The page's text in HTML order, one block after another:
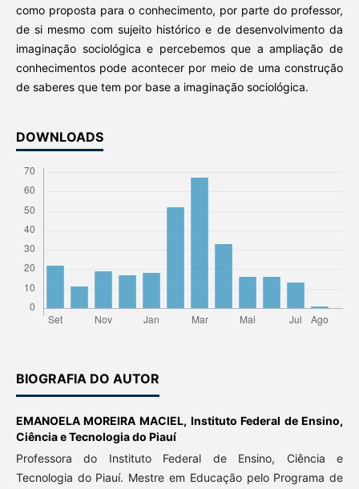
como proposta para o conhecimento, por parte do professor,
de si mesmo com sujeito histórico e de desenvolvimento da
imaginação sociológica e percebemos que a ampliação de
conhecimentos pode acontecer por meio de uma construção
de saberes que tem por base a imaginação sociológica.
DOWNLOADS
BIOGRAFIA DO AUTOR
EMANOELA MOREIRA MACIEL, Instituto Federal de Ensino,
Ciência e Tecnologia do Piauí
Professora do Instituto Federal de Ensino, Ciência e
Tecnologia do Piauí. Mestre em Educação pelo Programa de